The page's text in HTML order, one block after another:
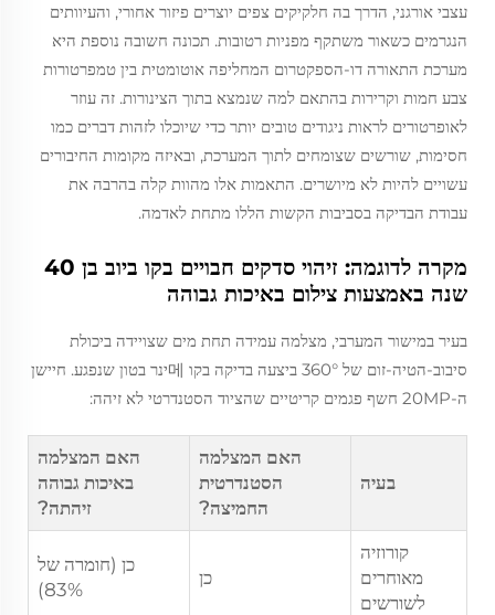
עצבי אורגני, הדרך בה חלקיקים צפים יוצרים פיזור אחורי, והעיוותים
הנגרמים כשאור משתקף מפניות רטובות. תכונה חשובה נוספת היא
מערכת התאורה דו-הספקטרום המחליפה אוטומטית בין טמפרטורות
צבע חמות וקרירות בהתאם למה שנמצא בתוך הצינורות. זה עוזר
לאופרטורים לראות ניגודים טובים יותר כדי שיוכלו לזהות דברים כמו
חסימות, שורשים שצומחים לתוך המערכת, ובאיזה מקומות החיבורים
עשויים להיות לא מיושרים. התאמות אלו מהוות קלה בהרבה את
עבודת הבדיקה בסביבות הקשות הללו מתחת לאדמה.
מקרה לדוגמה: זיהוי סדקים חבויים בקו ביוב בן 40
שנה באמצעות צילום באיכות גבוהה
בעיר במישור המערבי, מצלמה עמידה תחת מים שצויידה ביכולת
סיבוב-הטיה-זום של 360° ביצעה בדיקה בקו 메ינר בטון שנפגע. חיישן
ה-20MP חשף פגמים קריטיים שהציוד הסטנדרטי לא זיהה:
בעיה
האם המצלמה
הסטנדרטית
החמיצה?
האם המצלמה
באיכות גבוהה
זיהתה?
קורוזיה
מאוחרים
לשורשים
כן
כן (חומרה של
83%)